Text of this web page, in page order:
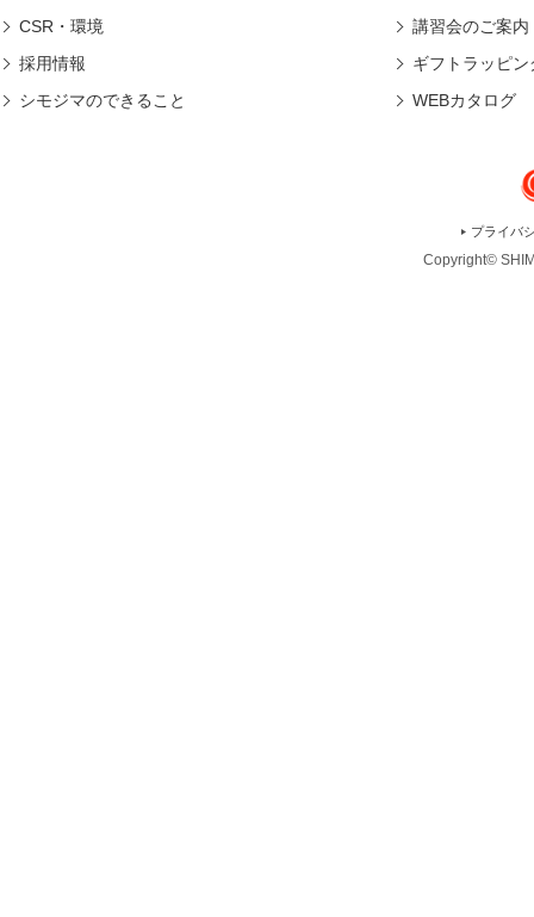
CSR・環境
採用情報
シモジマのできること
講習会のご案内
ギフトラッピン
WEBカタログ
プライバ
Copyright©